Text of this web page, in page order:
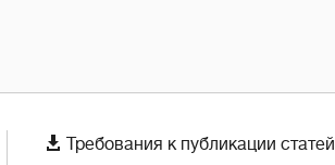
 Требования к публикации статей